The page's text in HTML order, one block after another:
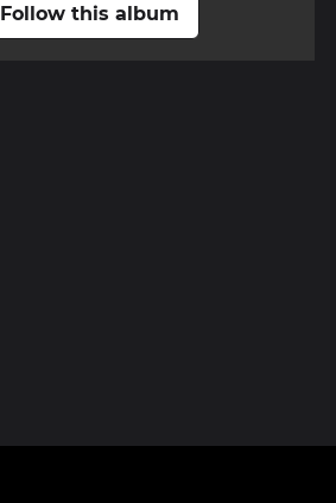
Follow this album